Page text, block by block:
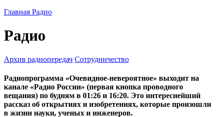
Главная Радио
Радио
Архив радиопередач Сотрудничество
Радиопрограмма «Очевидное-невероятное» выходит на
канале «Радио России» (первая кнопка проводного
вещания) по будням в 01:26 и 16:20. Это интереснейший
рассказ об открытиях и изобретениях, которые произошли
в жизни науки, ученых и инженеров.